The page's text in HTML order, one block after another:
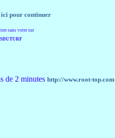
pour continuer
sans voter sur
de 2 minutes http://www.root-top.com